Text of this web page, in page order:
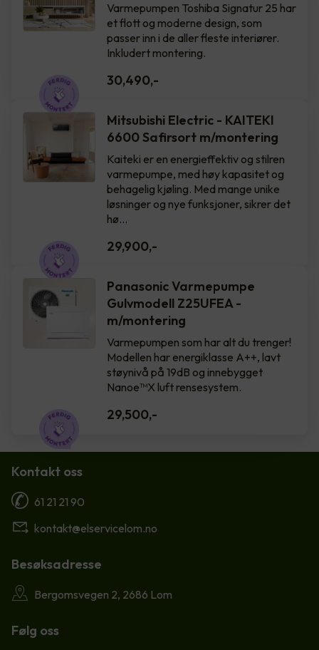
Varmepumpen Toshiba Signatur 25 har
et flott og moderne design, som
passer inn i de aller fleste interiører.
Inkludert montering.
30,490,-
Mitsubishi Electric - KAITEKI
6600 Safirsort m/montering
Kaiteki er en energieffektiv og stilren
varmepumpe, med høy kapasitet og
behagelig kjøling. Med mange unike
løsninger og nye funksjoner, sikrer det
hø…
29,900,-
Panasonic Varmepumpe
Gulvmodell Z25UFEA -
m/montering
Varmepumpen som har alt du trenger!
Modellen har energiklasse A++, lavt
støynivå på 19dB og innebygget
Nanoe™X luft rensesystem.
29,500,-
Kontakt oss
61 21 21 90
kontakt@elservicelom.no
Besøksadresse
Bergomsvegen 2, 2686 Lom
Følg oss